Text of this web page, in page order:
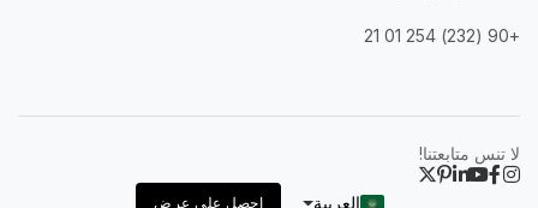
+90 (232) 254 01 21
لا تنس متابعتنا!
العربية احصل على عرض